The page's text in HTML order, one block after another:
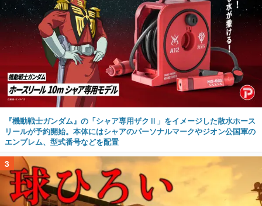
『機動戦士ガンダム』の「シャア専用ザクⅡ」をイメージした散水ホース
リールが予約開始。本体にはシャアのパーソナルマークやジオン公国軍の
エンブレム、型式番号などを配置
3